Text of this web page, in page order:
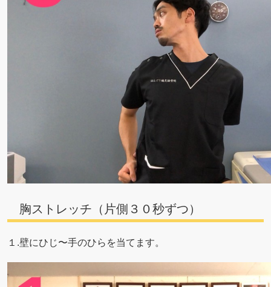
胸ストレッチ（片側３０秒ずつ）
１.壁にひじ〜手のひらを当てます。